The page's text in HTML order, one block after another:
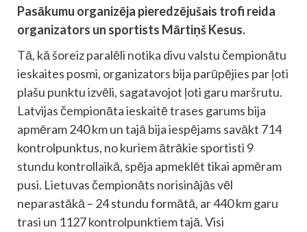
Pasākumu organizēja pieredzējušais trofi reida
organizators un sportists Mārtiņš Kesus.
Tā, kā šoreiz paralēli notika divu valstu čempionātu
ieskaites posmi, organizators bija parūpējies par ļoti
plašu punktu izvēli, sagatavojot ļoti garu maršrutu.
Latvijas čempionāta ieskaitē trases garums bija
apmēram 240 km un tajā bija iespējams savākt 714
kontrolpunktus, no kuriem ātrākie sportisti 9
stundu kontrollaikā, spēja apmeklēt tikai apmēram
pusi. Lietuvas čempionāts norisinājās vēl
neparastākā – 24 stundu formātā, ar 440 km garu
trasi un 1127 kontrolpunktiem tajā. Visi